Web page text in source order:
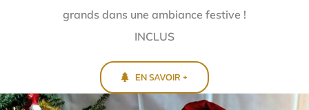
grands dans une ambiance festive !
INCLUS
EN SAVOIR +